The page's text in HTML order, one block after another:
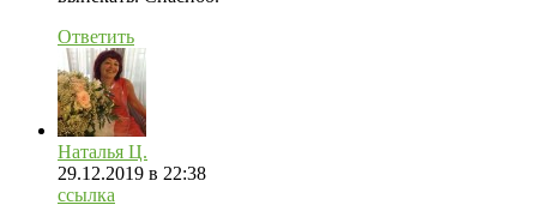
Ответить
Наталья Ц.
29.12.2019 в 22:38
ссылка